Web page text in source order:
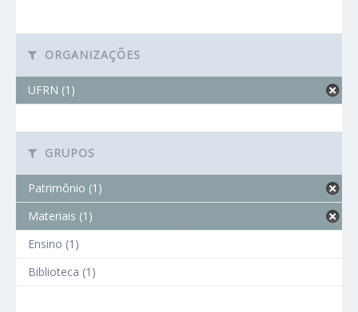
ORGANIZAÇÕES
UFRN (1)
GRUPOS
Patrimônio (1)
Materiais (1)
Ensino (1)
Biblioteca (1)